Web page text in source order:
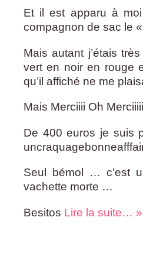
Et il est apparu à
compagnon de sac le
Mais autant j’étais
vert en noir en rouge
qu’il affiché ne me
Mais Merciiii Oh
De 400 euros je suis
Seul bémol … c’est
vachette morte …
Besitos Lire la suite… »